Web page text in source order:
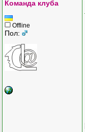
Команда клуба
Offline
Пол: